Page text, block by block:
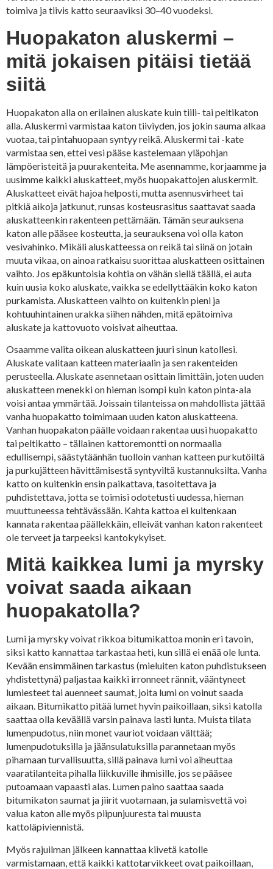
toimiva ja tiivis katto seuraaviksi 30–40 vuodeksi.
Huopakaton aluskermi –
mitä jokaisen pitäisi tietää
siitä
Huopakaton alla on erilainen aluskate kuin tiili- tai peltikaton
alla. Aluskermi varmistaa katon tiiviyden, jos jokin sauma alkaa
vuotaa, tai pintahuopaan syntyy reikä. Aluskermi tai -kate
varmistaa sen, ettei vesi pääse kastelemaan yläpohjan
lämpöeristeitä ja puurakenteita. Me asennamme, korjaamme ja
uusimme kaikki aluskatteet, myös huopakattojen aluskermit.
Aluskatteet eivät hajoa helposti, mutta asennusvirheet tai
pitkiä aikoja jatkunut, runsas kosteusrasitus saattavat saada
aluskatteenkin rakenteen pettämään. Tämän seurauksena
katon alle pääsee kosteutta, ja seurauksena voi olla katon
vesivahinko. Mikäli aluskatteessa on reikä tai siinä on jotain
muuta vikaa, on ainoa ratkaisu suorittaa aluskatteen osittainen
vaihto. Jos epäkuntoisia kohtia on vähän siellä täällä, ei auta
kuin uusia koko aluskate, vaikka se edellyttääkin koko katon
purkamista. Aluskatteen vaihto on kuitenkin pieni ja
kohtuuhintainen urakka siihen nähden, mitä epätoimiva
aluskate ja kattovuoto voisivat aiheuttaa.
Osaamme valita oikean aluskatteen juuri sinun katollesi.
Aluskate valitaan katteen materiaalin ja sen rakenteiden
perusteella. Aluskate asennetaan osittain limittäin, joten uuden
aluskatteen menekki on hieman isompi kuin katon pinta-ala
voisi antaa ymmärtää. Joissain tilanteissa on mahdollista jättää
vanha huopakatto toimimaan uuden katon aluskatteena.
Vanhan huopakaton päälle voidaan rakentaa uusi huopakatto
tai peltikatto – tällainen kattoremontti on normaalia
edullisempi, säästytäänhän tuolloin vanhan katteen purkutöiltä
ja purkujätteen hävittämisestä syntyviltä kustannuksilta. Vanha
katto on kuitenkin ensin paikattava, tasoitettava ja
puhdistettava, jotta se toimisi odotetusti uudessa, hieman
muuttuneessa tehtävässään. Kahta kattoa ei kuitenkaan
kannata rakentaa päällekkäin, elleivät vanhan katon rakenteet
ole terveet ja tarpeeksi kantokykyiset.
Mitä kaikkea lumi ja myrsky
voivat saada aikaan
huopakatolla?
Lumi ja myrsky voivat rikkoa bitumikattoa monin eri tavoin,
siksi katto kannattaa tarkastaa heti, kun sillä ei enää ole lunta.
Kevään ensimmäinen tarkastus (mieluiten katon puhdistukseen
yhdistettynä) paljastaa kaikki irronneet rännit, vääntyneet
lumiesteet tai auenneet saumat, joita lumi on voinut saada
aikaan. Bitumikatto pitää lumet hyvin paikoillaan, siksi katolla
saattaa olla keväällä varsin painava lasti lunta. Muista tilata
lumenpudotus, niin monet vauriot voidaan välttää;
lumenpudotuksilla ja jäänsulatuksilla parannetaan myös
pihamaan turvallisuutta, sillä painava lumi voi aiheuttaa
vaaratilanteita pihalla liikkuville ihmisille, jos se pääsee
putoamaan vapaasti alas. Lumen paino saattaa saada
bitumikaton saumat ja jiirit vuotamaan, ja sulamisvettä voi
valua katon alle myös piipunjuuresta tai muusta
kattoläpiviennistä.
Myös rajuilman jälkeen kannattaa kiivetä katolle
varmistamaan, että kaikki kattotarvikkeet ovat paikoillaan,